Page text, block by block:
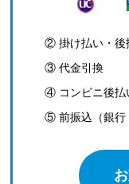
② 掛け払い・後
③ 代金引換
④ コンビニ後払
⑤ 前振込（銀行